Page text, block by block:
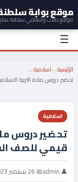
موقع بوابة
موقع طلاب ومعلمي سلطنة
☰
الرئيسية←اسلامية←
تحضير دروس مادة التربية
اسلامية
تحضير دروس
قيمي للصف
👤 admin 📅 26 سبتمبر 2023